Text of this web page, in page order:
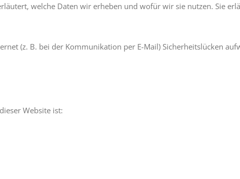
welche Daten wir erheben und wofür wir sie nutzen. Sie
(z. B. bei der Kommunikation per E-Mail) Sicherheitslücken
Website ist: